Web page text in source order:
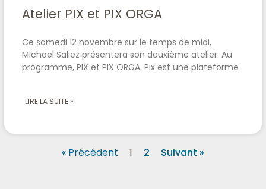
Atelier PIX et PIX ORGA
Ce samedi 12 novembre sur le temps de midi,
Michael Saliez présentera son deuxième atelier. Au
programme, PIX et PIX ORGA. Pix est une plateforme
LIRE LA SUITE »
« Précédent 1 2 Suivant »